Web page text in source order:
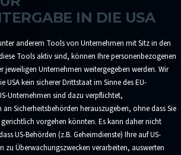
IN DIE USA
anderem Tools von Unternehmen mit Sitz in den
Tools aktiv sind, können Ihre personenbezogenen
jeweiligen Unternehmen weitergegeben werden. Wir
USA kein sicherer Drittstaat im Sinne des EU-
Unternehmen sind dazu verpflichtet,
Sicherheitsbehörden herauszugeben, ohne dass Sie
vorgehen könnten. Es kann daher nicht
US-Behörden (z.B. Geheimdienste) Ihre auf US-
zu Überwachungszwecken verarbeiten, auswerten